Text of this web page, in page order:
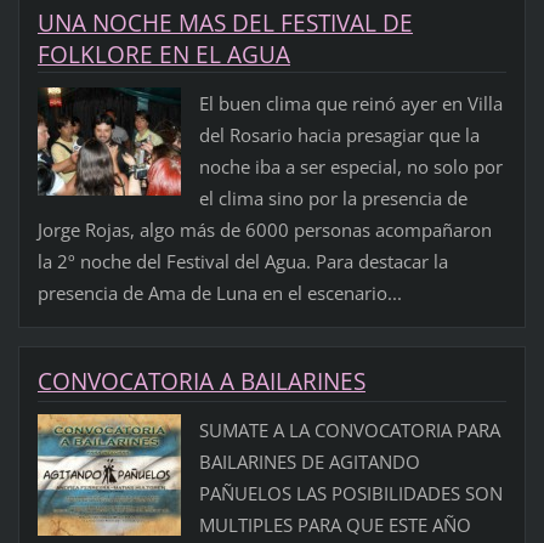
UNA NOCHE MAS DEL FESTIVAL DE
FOLKLORE EN EL AGUA
El buen clima que reinó ayer en Villa
del Rosario hacia presagiar que la
noche iba a ser especial, no solo por
el clima sino por la presencia de
Jorge Rojas, algo más de 6000 personas acompañaron
la 2º noche del Festival del Agua. Para destacar la
presencia de Ama de Luna en el escenario...
CONVOCATORIA A BAILARINES
SUMATE A LA CONVOCATORIA PARA
BAILARINES DE AGITANDO
PAÑUELOS LAS POSIBILIDADES SON
MULTIPLES PARA QUE ESTE AÑO